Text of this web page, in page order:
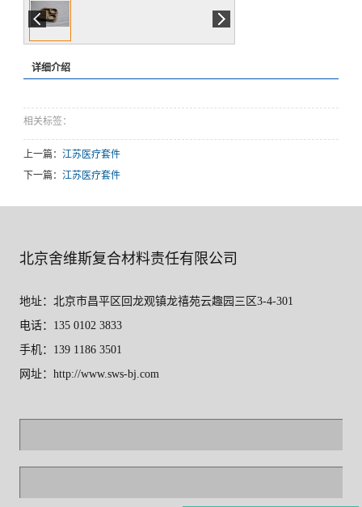
详细介绍
相关标签：
上一篇： 江苏医疗套件
下一篇： 江苏医疗套件
北京舍维斯复合材料责任有限公司
地址：北京市昌平区回龙观镇龙禧苑云趣园三区3-4-301
电话：135 0102 3833
手机：139 1186 3501
网址：http://www.sws-bj.com